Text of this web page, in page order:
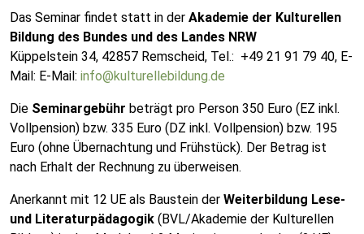
Das Seminar findet statt in der Akademie der Kulturellen
Bildung des Bundes und des Landes NRW
Küppelstein 34, 42857 Remscheid, Tel.: +49 21 91 79 40, E-
Mail: E-Mail: info@kulturellebildung.de
Die Seminargebühr beträgt pro Person 350 Euro (EZ inkl.
Vollpension) bzw. 335 Euro (DZ inkl. Vollpension) bzw. 195
Euro (ohne Übernachtung und Frühstück). Der Betrag ist
nach Erhalt der Rechnung zu überweisen.
Anerkannt mit 12 UE als Baustein der Weiterbildung Lese-
und Literaturpädagogik (BVL/Akademie der Kulturellen